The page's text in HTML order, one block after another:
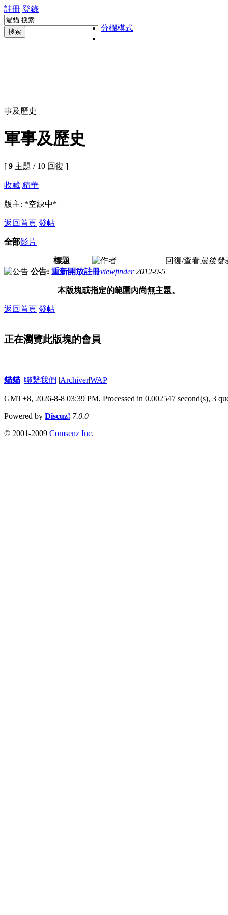
註冊 登錄
搜索 分欄模式
事及歷史
軍事及歷史
[ 9 主題 / 10 回復 ]
收藏 精華
版主: *空缺中*
返回首頁 發帖
全部影片
標題 作者 回復/查看最後發
公告: 重新開放註冊viewfinder 2012-9-5
本版塊或指定的範圍內尚無主題。
返回首頁 發帖
正在瀏覽此版塊的會員
貓貓 |聯繫我們 |Archiver|WAP
GMT+8, 2026-8-8 03:39 PM, Processed in 0.002547 second(s), 3
Powered by Discuz! 7.0.0
© 2001-2009 Comsenz Inc.